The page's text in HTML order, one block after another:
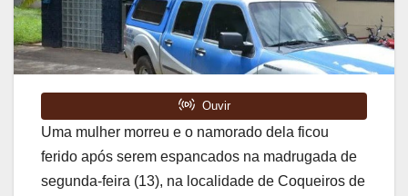
Uma mulher morreu e o namorado dela ficou
ferido após serem espancados na madrugada de
segunda-feira (13), na localidade de Coqueiros de